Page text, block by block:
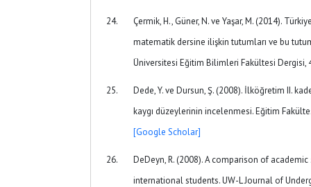
Çermik, H., Güner, N. ve Yaşar, M. (2014).
matematik dersine ilişkin tutumları ve bu
Üniversitesi Eğitim Bilimleri Fakültesi Dergisi,
Dede, Y. ve Dursun, Ş. (2008). İlköğretim II.
kaygı düzeylerinin incelenmesi. Eğitim
[Google Scholar]
DeDeyn, R. (2008). A comparison of
international students. UW-L Journal of